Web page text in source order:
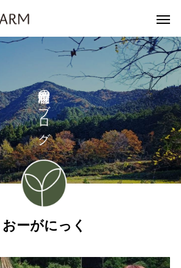
の
ブ
ロ
グ
おーがにっく